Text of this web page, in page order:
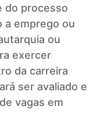
do processo
a emprego ou
ou
exercer
da carreira
ser avaliado e
vagas em